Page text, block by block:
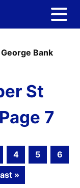
Bank
St
7
4 5
6
»